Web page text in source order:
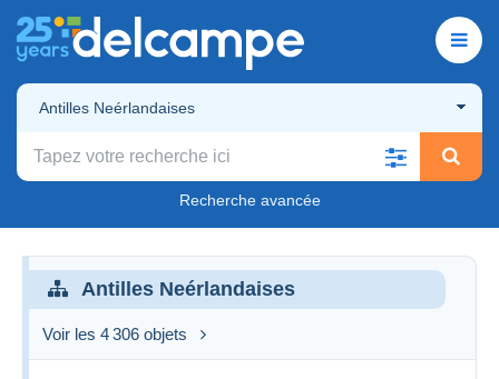
Antilles Neérlandaises
Recherche avancée
Antilles Neérlandaises
Voir les 4 306 objets